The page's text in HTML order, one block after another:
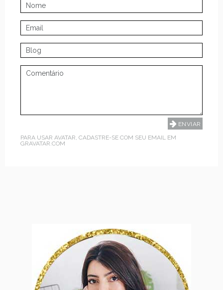
PARA USAR AVATAR, CADASTRE-SE COM SEU EMAIL EM
GRAVATAR.COM